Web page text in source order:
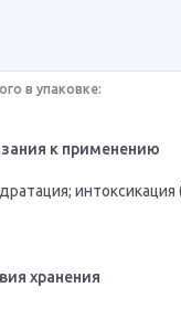
в упаковке:
к применению
хранения